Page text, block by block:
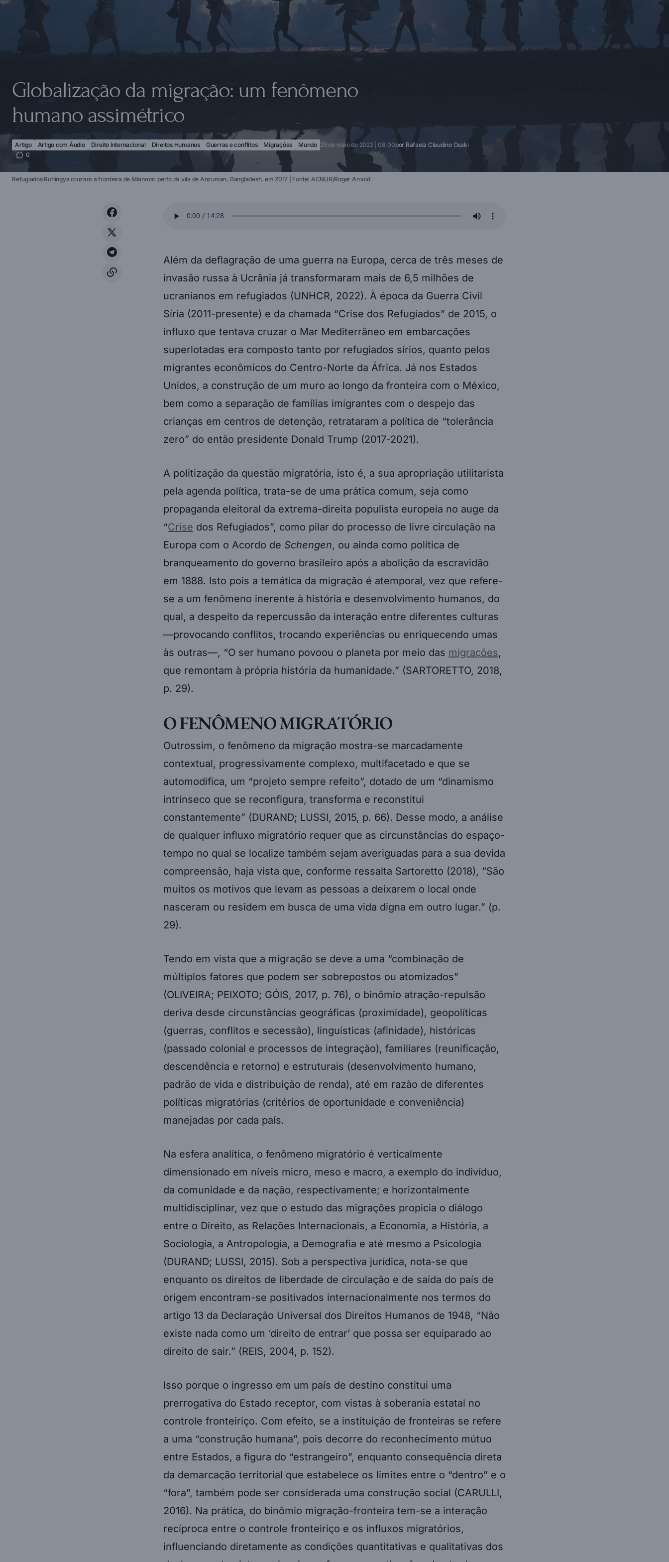
Globalização da migração: um fenômeno
humano assimétrico
Artigo Artigo com Áudio Direito Internacional Direitos Humanos Guerras e conflitos Migrações Mundo 25 de maio de 2022 | 08:00
0
Refugiados Rohingya cruzam a fronteira de Mianmar perto da vila de Anzuman, Bangladesh, em 2017 | Fonte: ACNUR/Roger Arnold
Além da deflagração de uma guerra na Europa, cerca de três meses de
invasão russa à Ucrânia já transformaram mais de 6,5 milhões de
ucranianos em refugiados (UNHCR, 2022). À época da Guerra Civil
Síria (2011-presente) e da chamada “Crise dos Refugiados” de 2015, o
influxo que tentava cruzar o Mar Mediterrâneo em embarcações
superlotadas era composto tanto por refugiados sírios, quanto pelos
migrantes econômicos do Centro-Norte da África. Já nos Estados
Unidos, a construção de um muro ao longo da fronteira com o México,
bem como a separação de famílias imigrantes com o despejo das
crianças em centros de detenção, retrataram a política de “tolerância
zero” do então presidente Donald Trump (2017-2021).
A politização da questão migratória, isto é, a sua apropriação utilitarista
pela agenda política, trata-se de uma prática comum, seja como
propaganda eleitoral da extrema-direita populista europeia no auge da
“Crise dos Refugiados”, como pilar do processo de livre circulação na
Europa com o Acordo de Schengen , ou ainda como política de
branqueamento do governo brasileiro após a abolição da escravidão
em 1888. Isto pois a temática da migração é atemporal, vez que refere-
se a um fenômeno inerente à história e desenvolvimento humanos, do
qual, a despeito da repercussão da interação entre diferentes culturas
—provocando conflitos, trocando experiências ou enriquecendo umas
às outras—, “O ser humano povoou o planeta por meio das migrações
que remontam à própria história da humanidade.” (SARTORETTO, 2018,
p. 29).
O FENÔMENO MIGRATÓRIO
Outrossim, o fenômeno da migração mostra-se marcadamente
contextual, progressivamente complexo, multifacetado e que se
automodifica, um “projeto sempre refeito”, dotado de um “dinamismo
intrínseco que se reconfigura, transforma e reconstitui
constantemente” (DURAND; LUSSI, 2015, p. 66). Desse modo, a análise
de qualquer influxo migratório requer que as circunstâncias do espaço-
tempo no qual se localize também sejam averiguadas para a sua devida
compreensão, haja vista que, conforme ressalta Sartoretto (2018), “São
muitos os motivos que levam as pessoas a deixarem o local onde
nasceram ou residem em busca de uma vida digna em outro lugar.” (p.
29).
Tendo em vista que a migração se deve a uma “combinação de
múltiplos fatores que podem ser sobrepostos ou atomizados”
(OLIVEIRA; PEIXOTO; GÓIS, 2017, p. 76), o binômio atração-repulsão
deriva desde circunstâncias geográficas (proximidade), geopolíticas
(guerras, conflitos e secessão), linguísticas (afinidade), históricas
(passado colonial e processos de integração), familiares (reunificação,
descendência e retorno) e estruturais (desenvolvimento humano,
padrão de vida e distribuição de renda), até em razão de diferentes
políticas migratórias (critérios de oportunidade e conveniência)
manejadas por cada país.
Na esfera analítica, o fenômeno migratório é verticalmente
dimensionado em níveis micro, meso e macro, a exemplo do indivíduo,
da comunidade e da nação, respectivamente; e horizontalmente
multidisciplinar, vez que o estudo das migrações propicia o diálogo
entre o Direito, as Relações Internacionais, a Economia, a História, a
Sociologia, a Antropologia, a Demografia e até mesmo a Psicologia
(DURAND; LUSSI, 2015). Sob a perspectiva jurídica, nota-se que
enquanto os direitos de liberdade de circulação e de saída do país de
origem encontram-se positivados internacionalmente nos termos do
artigo 13 da Declaração Universal dos Direitos Humanos de 1948, “Não
existe nada como um ‘direito de entrar’ que possa ser equiparado ao
direito de sair.” (REIS, 2004, p. 152).
Isso porque o ingresso em um país de destino constitui uma
prerrogativa do Estado receptor, com vistas à soberania estatal no
controle fronteiriço. Com efeito, se a instituição de fronteiras se refere
a uma “construção humana”, pois decorre do reconhecimento mútuo
entre Estados, a figura do “estrangeiro”, enquanto consequência direta
da demarcação territorial que estabelece os limites entre o “dentro” e o
“fora”, também pode ser considerada uma construção social (CARULLI,
2016). Na prática, do binômio migração-fronteira tem-se a interação
recíproca entre o controle fronteiriço e os influxos migratórios,
influenciando diretamente as condições quantitativas e qualitativas dos